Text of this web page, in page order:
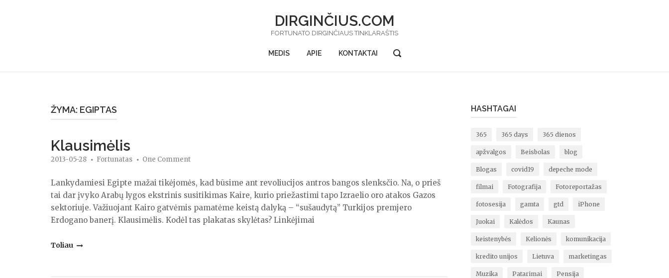
DIRGINČIUS.COM
FORTUNATO DIRGINČIAUS TINKLARAŠTIS
MEDIS APIE KONTAKTAI
OPEN
BAR
ŽYMA: EGIPTAS
Klausimėlis
2013-05-28 Fortunatas One Comment
Lankydamiesi Egipte mažai tikėjomės, kad būsime ant revoliucijos antros bangos slenksčio. Na, o prieš
tai dar įvyko Arabų lygos ekstrinis susitikimas Kaire, kurio priežastimi tapo Izraelio oro atakos Gazos
sektoriuje. Važiuojant Kairo gatvėmis pamatėme keistą dalyką – “sušaudytą” Turkijos premjero
Erdogano banerį. Klausimėlis. Kodėl tas plakatas skylėtas? Linkėjimai
"Klausimėlis"
Toliau
HASHTAGAI
365 365 days 365 dienos
apžvalgos Beisbolas blog
Blogas covid19 depeche mode
filmai Fotografija Fotoreportažas
fotosesija gamta gtd iPhone
Juokai Kalėdos Kaunas
keistenybės Kelionės komunikacija
kredito unijos Lietuva marketingas
Muzika Patarimai Pensija